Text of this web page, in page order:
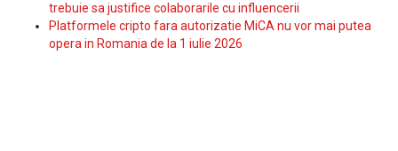
trebuie sa justifice colaborarile cu influencerii
Platformele cripto fara autorizatie MiCA nu vor mai putea
opera in Romania de la 1 iulie 2026